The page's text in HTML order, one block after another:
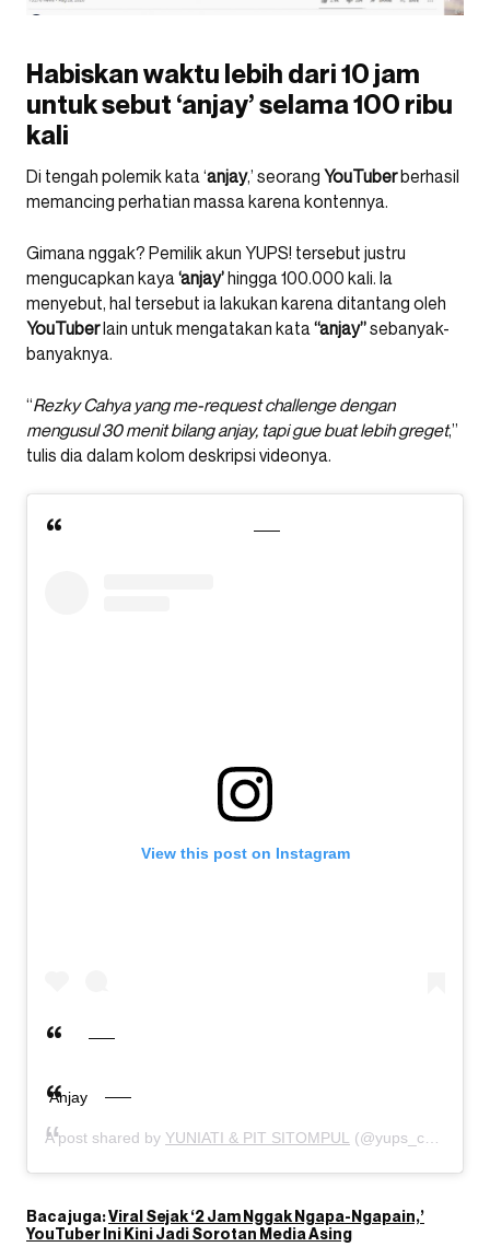
Habiskan waktu lebih dari 10 jam
untuk sebut ‘anjay’ selama 100 ribu
kali
Di tengah polemik kata ‘anjay,’ seorang YouTuberberhasil
memancing perhatian massa karena kontennya.
Gimana nggak? Pemilik akun YUPS! tersebut justru
mengucapkan kaya‘anjay’hingga 100.000 kali. Ia
menyebut, hal tersebut ia lakukan karena ditantang oleh
YouTuberlain untuk mengatakan kata“anjay”sebanyak-
banyaknya.
“Rezky Cahya yang me-request challenge dengan
mengusul 30 menit bilang anjay, tapi gue buat lebih greget,”
tulis dia dalam kolom deskripsi videonya.
View this post on Instagram
Anjay
A post shared by YUNIATI & PIT SITOMPUL (@yups_channel) on
Baca juga:Viral Sejak ‘2 Jam Nggak Ngapa-Ngapain,’
YouTuber Ini Kini Jadi Sorotan Media Asing